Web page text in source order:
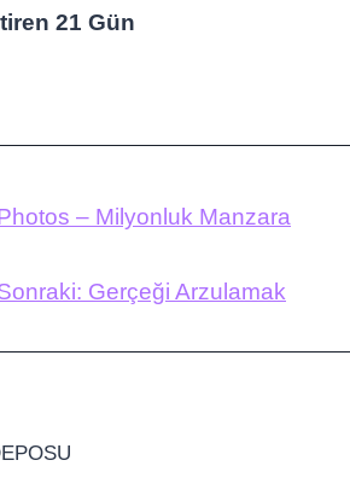
21 Gün
– Milyonluk Manzara
Gerçeği Arzulamak